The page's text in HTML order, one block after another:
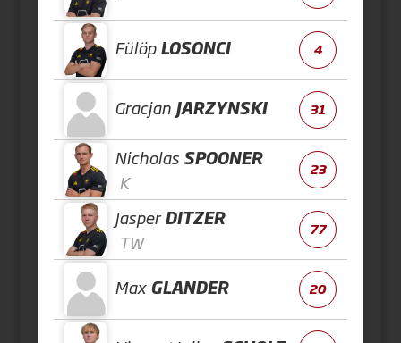
Fülöp LOSONCI 4
Gracjan JARZYNSKI 31
Nicholas SPOONER
K
23
Jasper DITZER
TW
77
Max GLANDER 20